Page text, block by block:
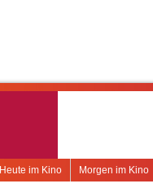
Morgen im Kino
Heute im Kino